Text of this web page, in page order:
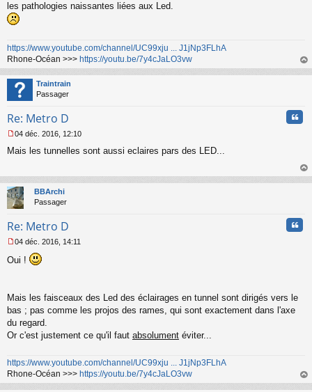
les pathologies naissantes liées aux Led.
https://www.youtube.com/channel/UC99xju ... J1jNp3FLhA
Rhone-Océan >>> https://youtu.be/7y4cJaLO3vw
au
Traintrain
Passager
Re: Metro D
e
a
g
e
o
l
04 déc. 2016, 12:10
Mais les tunnelles sont aussi eclaires pars des LED...
au
BBArchi
Passager
Re: Metro D
e
g
e
n
o
u
04 déc. 2016, 14:11
Oui !
Mais les faisceaux des Led des éclairages en tunnel sont dirigés vers le
bas ; pas comme les projos des rames, qui sont exactement dans l'axe
du regard.
Or c'est justement ce qu'il faut absolument éviter...
https://www.youtube.com/channel/UC99xju ... J1jNp3FLhA
Rhone-Océan >>> https://youtu.be/7y4cJaLO3vw
au